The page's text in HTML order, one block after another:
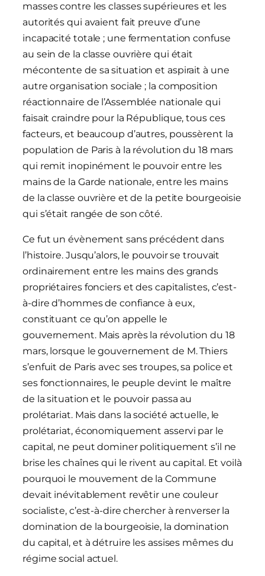
masses contre les classes supérieures et les
autorités qui avaient fait preuve d’une
incapacité totale ; une fermentation confuse
au sein de la classe ouvrière qui était
mécontente de sa situation et aspirait à une
autre organisation sociale ; la composition
réactionnaire de l’Assemblée nationale qui
faisait craindre pour la République, tous ces
facteurs, et beaucoup d’autres, poussèrent la
population de Paris à la révolution du 18 mars
qui remit inopinément le pouvoir entre les
mains de la Garde nationale, entre les mains
de la classe ouvrière et de la petite bourgeoisie
qui s’était rangée de son côté.
Ce fut un évènement sans précédent dans
l’histoire. Jusqu’alors, le pouvoir se trouvait
ordinairement entre les mains des grands
propriétaires fonciers et des capitalistes, c’est-
à-dire d’hommes de confiance à eux,
constituant ce qu’on appelle le
gouvernement. Mais après la révolution du 18
mars, lorsque le gouvernement de M. Thiers
s’enfuit de Paris avec ses troupes, sa police et
ses fonctionnaires, le peuple devint le maître
de la situation et le pouvoir passa au
prolétariat. Mais dans la société actuelle, le
prolétariat, économiquement asservi par le
capital, ne peut dominer politiquement s’il ne
brise les chaînes qui le rivent au capital. Et voilà
pourquoi le mouvement de la Commune
devait inévitablement revêtir une couleur
socialiste, c’est-à-dire chercher à renverser la
domination de la bourgeoisie, la domination
du capital, et à détruire les assises mêmes du
régime social actuel.